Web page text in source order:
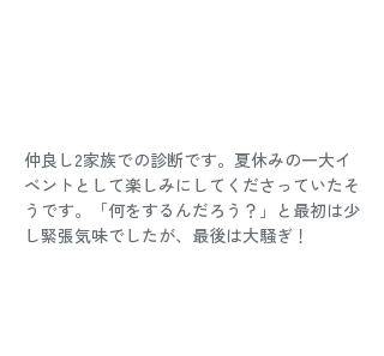
仲良し2家族での診断です。夏休みの一大イ
ベントとして楽しみにしてくださっていたそ
うです。「何をするんだろう？」と最初は少
し緊張気味でしたが、最後は大騒ぎ！